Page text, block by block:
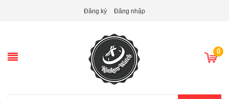
Đăng ký Đăng nhập
0